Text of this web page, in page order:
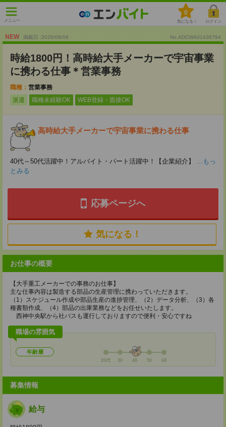
メニュー
0
気になる！ ログイン
NEW 掲載日 :2026/08/06 No.ADCWA01438794
時給1800円！高時給大手メーカーで宇宙事業
に携わる仕事＊営業事務
職種： 営業事務
派遣
職種未経験OK WEB登録・面接OK
高時給大手メーカーで宇宙事業に携わる仕事
40代～50代活躍中！アルバイト・パート活躍中！【企業紹介】
...もっ
とみる
応募ページへ
気になる！
お仕事の概要
【大手重工メーカーでの事務のお仕事】
主な仕事内容は製造する部品の生産管理に携わっていただきます。
（1）スケジュール作成や部品生産の進捗管理、（2）データ分析、（3）各
種書類作成、（4）部品の出庫業務などをお任せいたします。
西神中央駅から社バスも運行しておりますので便利・安心ですね
職場の雰囲気
年齢層
20代 30 40 50 60
募集情報
給与